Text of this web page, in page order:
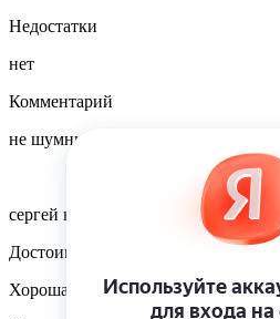
Недостатки
нет
Комментарий
не шумный
сергей нерубенко
Достоинства
Хорошая резина, все устраивает